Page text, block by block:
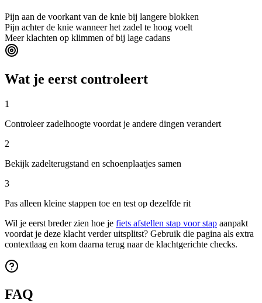
Pijn aan de voorkant van de knie bij langere blokken
Pijn achter de knie wanneer het zadel te hoog voelt
Meer klachten op klimmen of bij lage cadans
Wat je eerst controleert
1
Controleer zadelhoogte voordat je andere dingen verandert
2
Bekijk zadelterugstand en schoenplaatjes samen
3
Pas alleen kleine stappen toe en test op dezelfde rit
Wil je eerst breder zien hoe je fiets afstellen stap voor stap aanpakt
voordat je deze klacht verder uitsplitst? Gebruik die pagina als extra
contextlaag en kom daarna terug naar de klachtgerichte checks.
FAQ